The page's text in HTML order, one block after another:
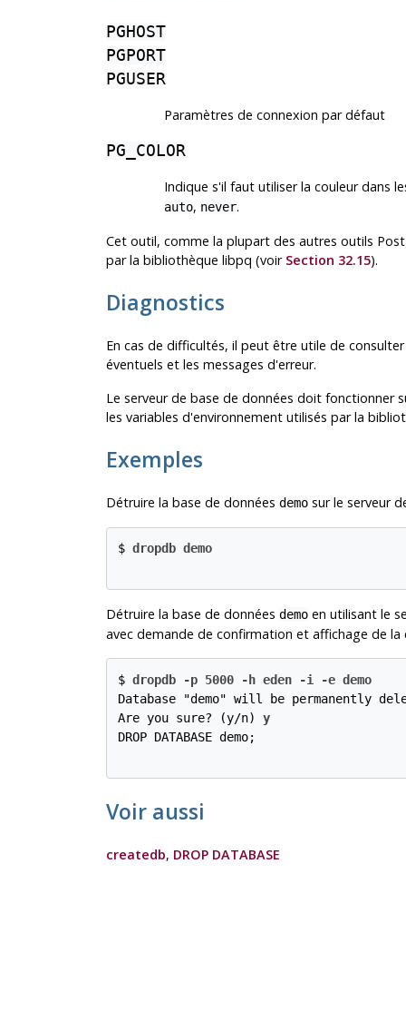
PGHOST
PGPORT
PGUSER
Paramètres de connexion par défaut
PG_COLOR
Indique s'il faut utiliser la couleur dans
auto, never.
Cet outil, comme la plupart des autres outils
par la bibliothèque libpq (voir Section 32.15).
Diagnostics
En cas de difficultés, il peut être utile de
éventuels et les messages d'erreur.
Le serveur de base de données doit fonctionner
les variables d'environnement utilisés par la
Exemples
Détruire la base de données demosur le serveur
$ dropdb demo
Détruire la base de données demoen utilisant le
avec demande de confirmation et affichage de la
$ dropdb -p 5000 -h eden -i -e demo
Database "demo" will be permanently
Are you sure? (y/n) y
DROP DATABASE demo;
Voir aussi
createdb, DROP DATABASE